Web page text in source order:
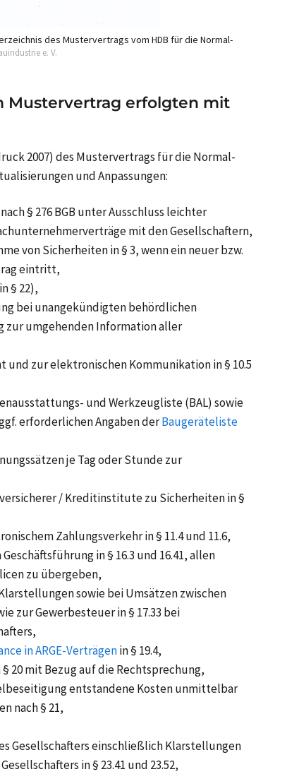
des Mustervertrags vom HDB für die Normal-
e. V.
Mustervertrag erfolgten mit
2007) des Mustervertrags für die Normal-
und Anpassungen:
§ 276 BGB unter Ausschluss leichter
mit den Gesellschaftern,
von Sicherheiten in § 3, wenn ein neuer bzw.
eintritt,
§ 22),
bei unangekündigten behördlichen
zur umgehenden Information aller
zur elektronischen Kommunikation in § 10.5
und Werkzeugliste (BAL) sowie
erforderlichen Angaben derBaugeräteliste
je Tag oder Stunde zur
/ Kreditinstitute zu Sicherheiten in §
Zahlungsverkehr in § 11.4 und 11.6,
in § 16.3 und 16.41, allen
zu übergeben,
sowie bei Umsätzen zwischen
zur Gewerbesteuer in § 17.33 bei
in ARGE-Verträgenin § 19.4,
20 mit Bezug auf die Rechtsprechung,
entstandene Kosten unmittelbar
nach § 21,
Gesellschafters einschließlich Klarstellungen
in § 23.41 und 23.52,